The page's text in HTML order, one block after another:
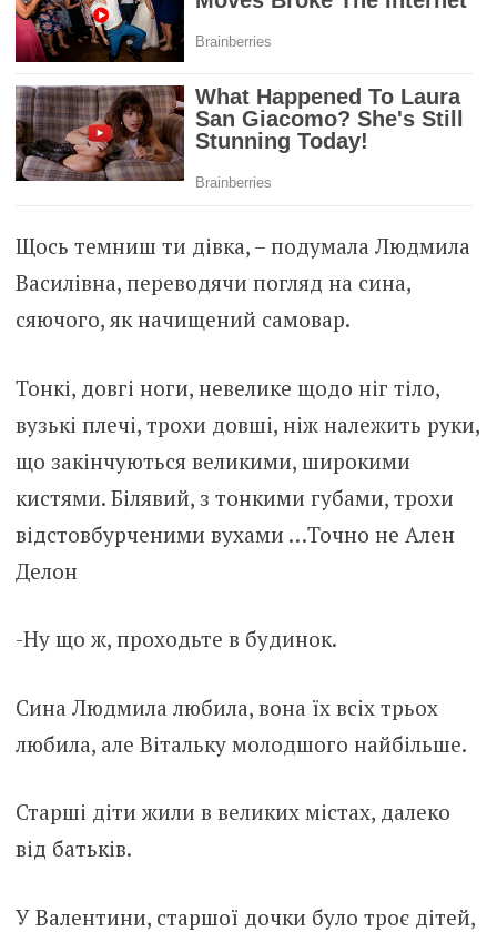
Щось темниш ти дівка, – подумала Людмила
Василівна, переводячи погляд на сина,
сяючого, як начищений самовар.
Тонкі, довгі ноги, невелике щодо ніг тіло,
вузькі плечі, трохи довші, ніж належить руки,
що закінчуються великими, широкими
кистями. Білявий, з тонкими губами, трохи
відстовбурченими вухами …Точно не Ален
Делон
-Ну що ж, проходьте в будинок.
Сина Людмила любила, вона їх всіх трьох
любила, але Вітальку молодшого найбільше.
Старші діти жили в великих містах, далеко
від батьків.
У Валентини, старшої дочки було троє дітей,